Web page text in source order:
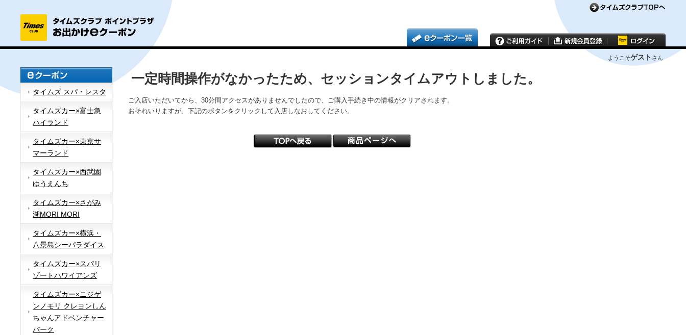
ようこそゲスト さん
タイムズ スパ・レスタ
タイムズカー×富士急
ハイランド
タイムズカー×東京サ
マーランド
タイムズカー×西武園
ゆうえんち
タイムズカー×さがみ
湖MORI MORI
タイムズカー×横浜・
八景島シーパラダイス
タイムズカー×スパリ
ゾートハワイアンズ
タイムズカー×ニジゲ
ンノモリ クレヨンしん
ちゃんアドベンチャー
パーク
一定時間操作がなかったため、セッションタイムアウトしました。
ご入店いただいてから、30分間アクセスがありませんでしたので、ご購入手続き中の情報がクリアされます。
おそれいりますが、下記のボタンをクリックして入店しなおしてください。